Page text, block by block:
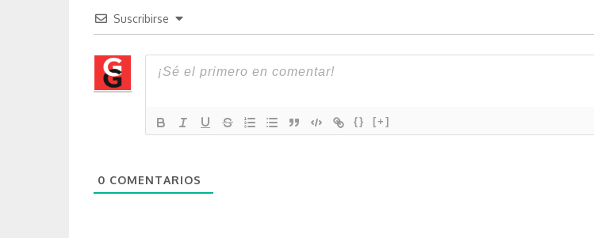
Suscribirse
{} [+]
0 COMENTARIOS